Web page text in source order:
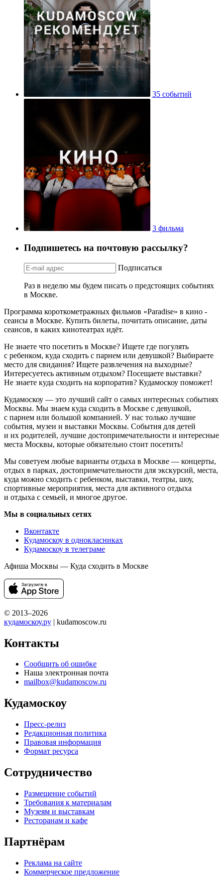
35 событий
3 фильма
Подпишетесь на почтовую рассылку?
Подписаться
Раз в неделю мы будем писать о предстоящих событиях
в Москве.
Программа короткометражных фильмов «Paradise» в кино -
сеансы в Москве. Купить билеты, почитать описание, даты
сеансов, в каких кинотеатрах идёт.
Не знаете что посетить в Москве? Ищете где погулять
с ребенком, куда сходить с парнем или девушкой? Выбираете
место для свидания? Ищете развлечения на выходные?
Интересуетесь активным отдыхом? Посещаете выставки?
Не знаете куда сходить на корпоратив? Кудамоскоу поможет!
Кудамоскоу — это лучший сайт о самых интересных событиях
Москвы. Мы знаем куда сходить в Москве с девушкой,
с парнем или большой компанией. У нас только лучшие
события, музеи и выставки Москвы. События для детей
и их родителей, лучшие достопримечательности и интересные
места Москвы, которые обязательно стоит посетить!
Мы советуем любые варианты отдыха в Москве — концерты,
отдых в парках, достопримечательности для экскурсий, места,
куда можно сходить с ребенком, выставки, театры, шоу,
спортивные мероприятия, места для активного отдыха
и отдыха с семьей, и многое другое.
Мы в социальных сетях
Вконтакте
Кудамоскоу в однокласниках
Кудамоскоу в телеграме
Афиша Москвы — Куда сходить в Москве
© 2013–2026
кудамоскоу.ру | kudamoscow.ru
Контакты
Сообщить об ошибке
Наша электронная почта
mailbox@kudamoscow.ru
Кудамоскоу
Пресс-релиз
Редакционная политика
Правовая информация
Формат ресурса
Сотрудничество
Размещение событий
Требования к материалам
Музеям и выставкам
Ресторанам и кафе
Партнёрам
Реклама на сайте
Коммерческое предложение